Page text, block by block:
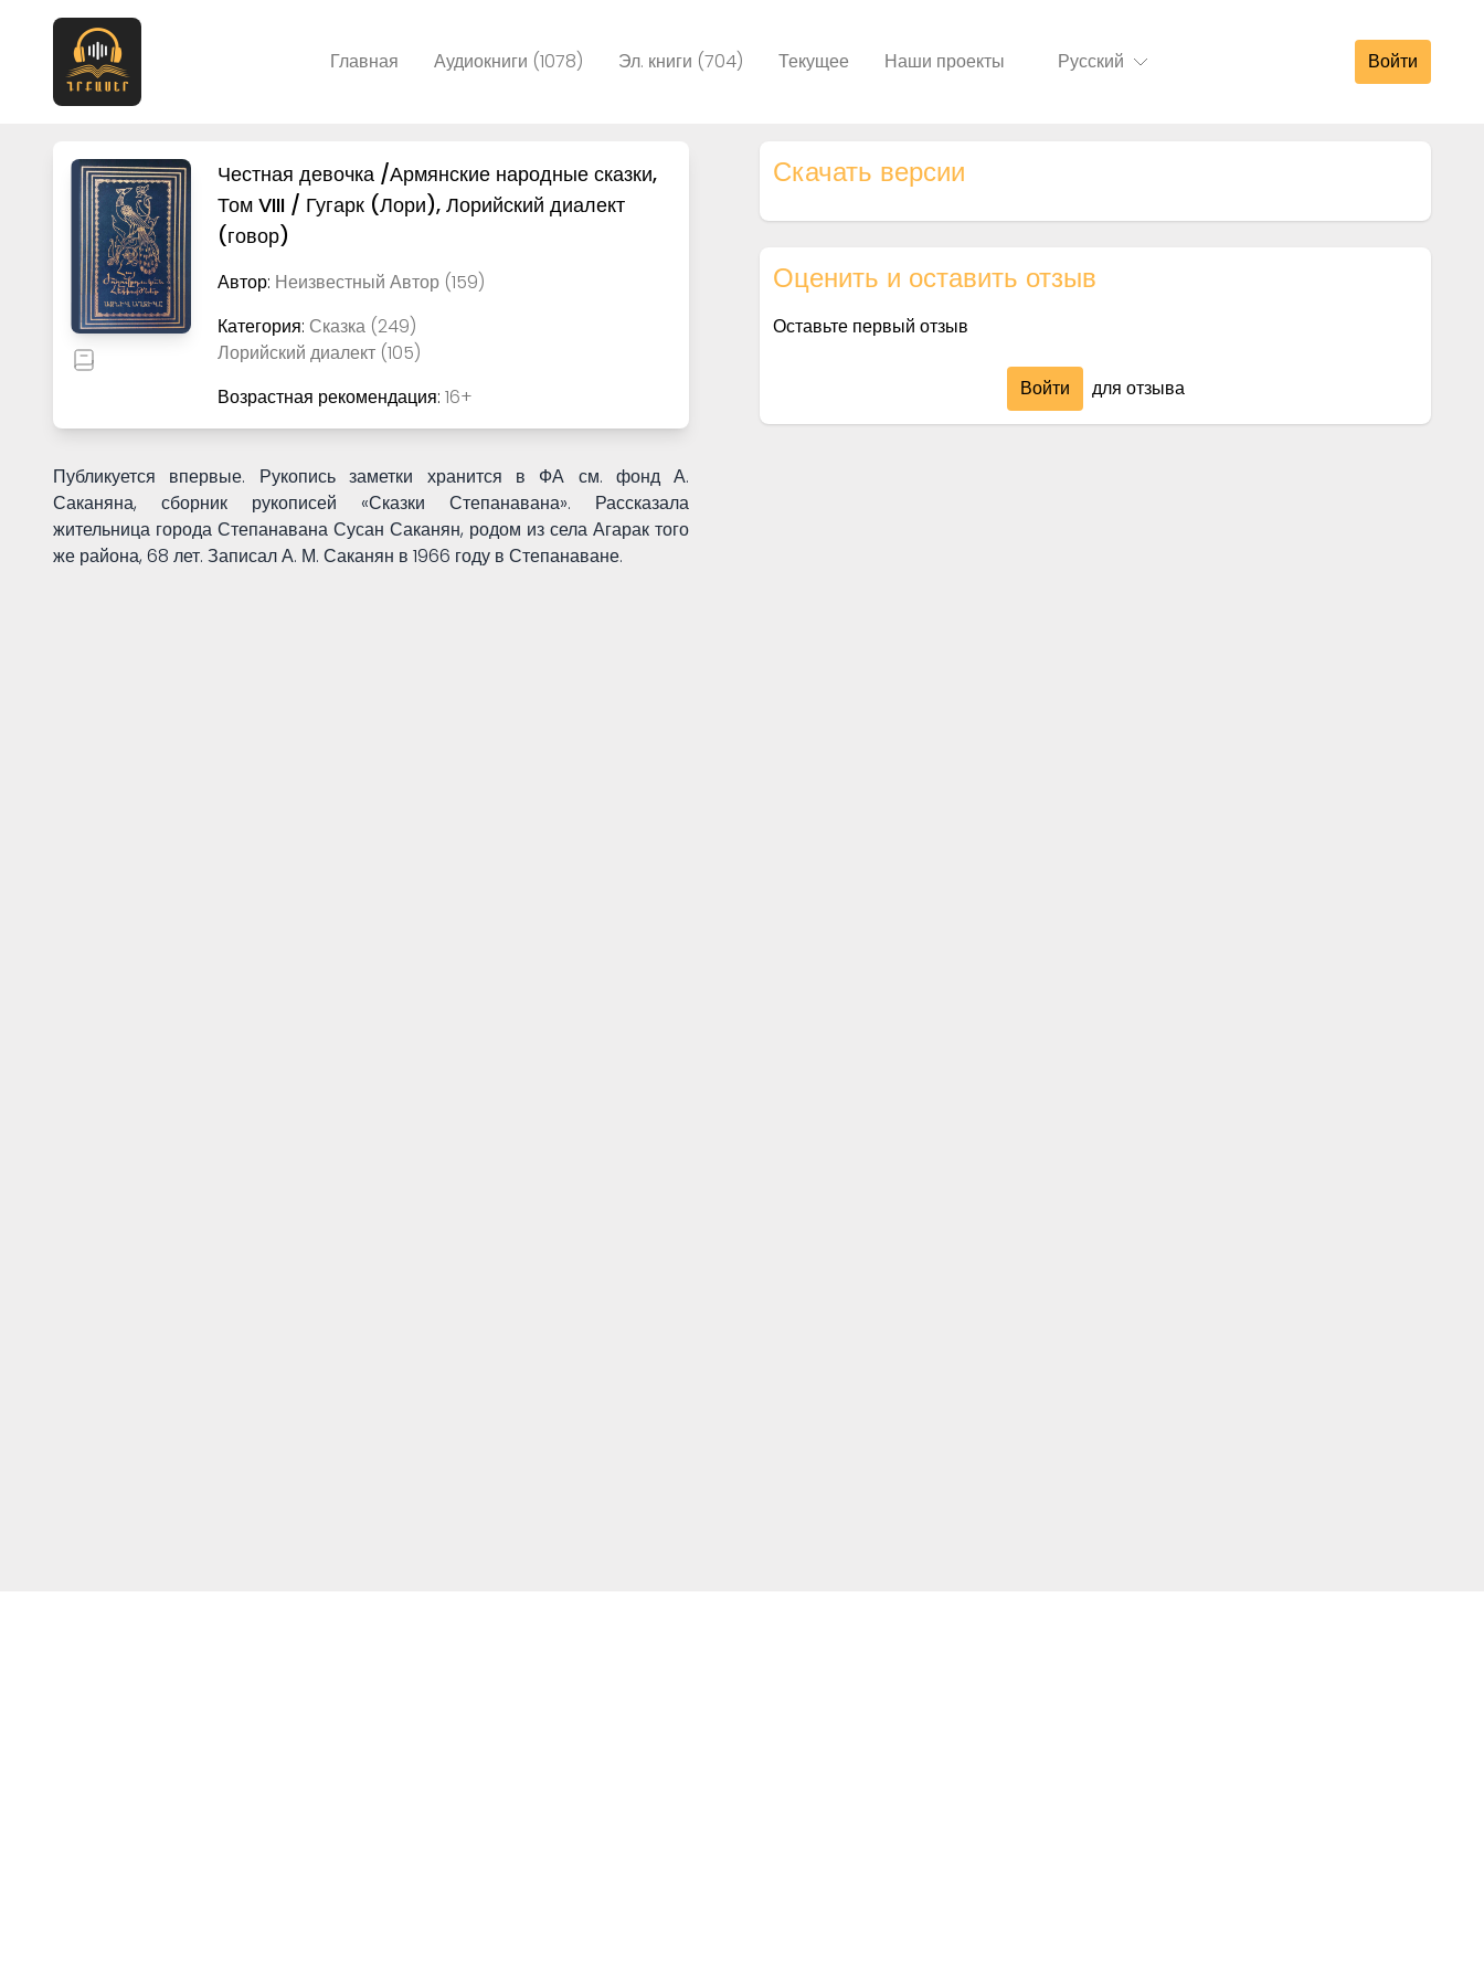
Войти
Главная Аудиокниги (1078) Эл. книги (704) Текущее Наши проекты Русский
Честная девочка /Армянские народные сказки,
Том VIII / Гугарк (Лори), Лорийский диалект
(говор)
Автор: Неизвестный Автор (159)
Категория: Сказка (249)
Лорийский диалект (105)
Возрастная рекомендация:16+
Публикуется впервые. Рукопись заметки хранится в ФА см. фонд А.
Саканяна, сборник рукописей «Сказки Степанавана». Рассказала
жительница города Степанавана Сусан Саканян, родом из села Агарак того
же района, 68 лет. Записал А. М. Саканян в 1966 году в Степанаване.
Скачать версии
Оценить и оставить отзыв
Оставьте первый отзыв
Войти для отзыва